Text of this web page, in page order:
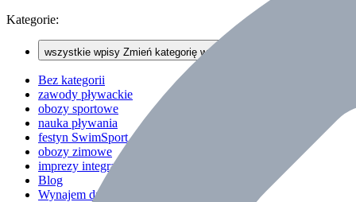
Kategorie:
wszystkie wpisy Zmień kategorię wpisów
Bez kategorii
zawody pływackie
obozy sportowe
nauka pływania
festyn SwimSport
obozy zimowe
imprezy integracyjne SwimSport
Blog
Wynajem dmuchańców